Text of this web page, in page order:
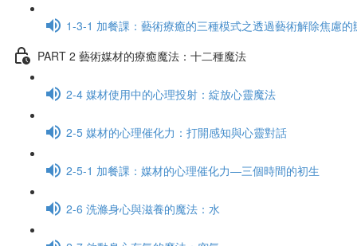
1-3-1 加餐課：藝術療癒的三種模式之透過藝術解除焦慮的
PART 2 藝術媒材的療癒魔法：十二種魔法
2-4 媒材使用中的心理投射：綻放心靈魔法
2-5 媒材的心理催化力：打開感知與心靈對話
2-5-1 加餐課：媒材的心理催化力—三個時間的初生
2-6 洗滌身心與滋養的魔法：水